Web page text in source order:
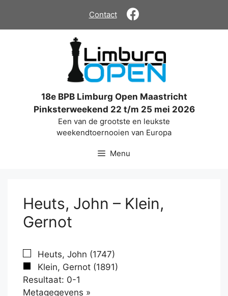
de
Contact
18e BPB Limburg Open Maastricht
Pinksterweekend 22 t/m 25 mei 2026
Een van de grootste en leukste
weekendtoernooien van Europa
Menu
Heuts, John – Klein,
Gernot
Heuts, John (1747)
Klein, Gernot (1891)
Resultaat: 0-1
Metagegevens »